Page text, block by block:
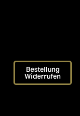
Bestellung
Widerrufen